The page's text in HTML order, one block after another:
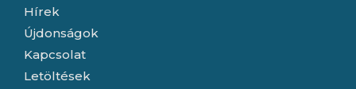
Hírek
Újdonságok
Kapcsolat
Letöltések